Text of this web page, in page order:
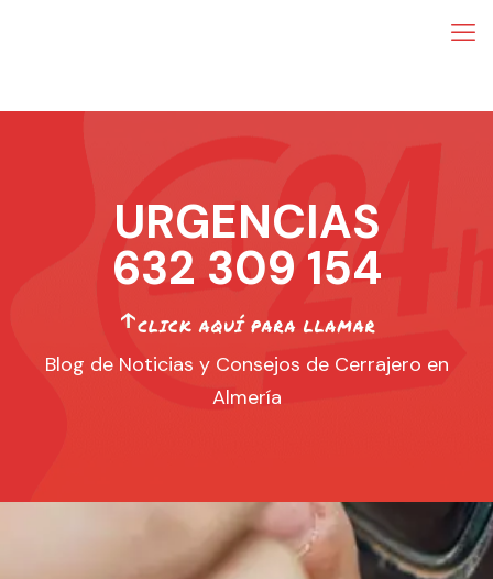
URGENCIAS
632 309 154
Blog de Noticias y Consejos de Cerrajero en
Almería